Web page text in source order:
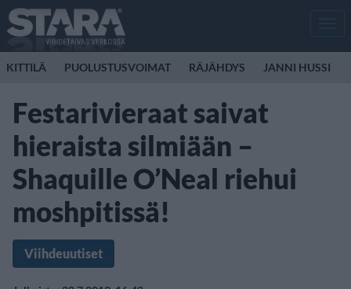
KITTILÄ PUOLUSTUSVOIMAT RÄJÄHDYS JANNI HUSSI
Festarivieraat saivat
hieraista silmiään –
Shaquille O’Neal riehui
moshpitissä!
Viihdeuutiset